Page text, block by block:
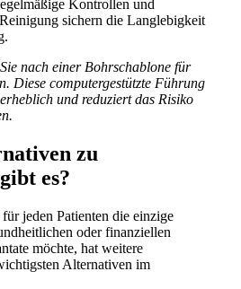
Kontrollen und
sichern die Langlebigkeit
nach einer Bohrschablone für
Diese computergestützte Führung
und reduziert das Risiko
zu
es?
jeden Patienten die einzige
oder finanziellen
möchte, hat weitere
Alternativen im